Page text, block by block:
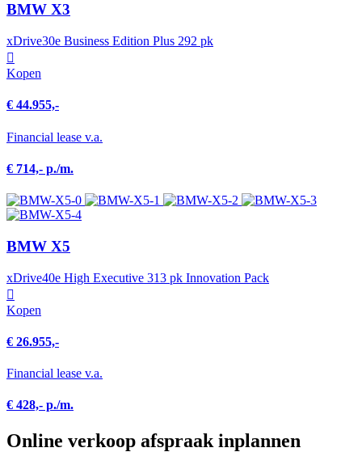
BMW X3
xDrive30e Business Edition Plus 292 pk
Kopen
€ 44.955,-
Financial lease v.a.
€ 714,- p./m.
BMW X5
xDrive40e High Executive 313 pk Innovation Pack
Kopen
€ 26.955,-
Financial lease v.a.
€ 428,- p./m.
Online verkoop afspraak inplannen